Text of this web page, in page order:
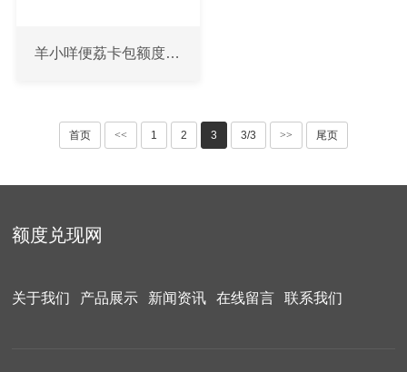
羊小咩便荔卡包额度提现消费攻略 额度怎么花 提现避坑指南
首页 << 1 2 3 3/3 >> 尾页
额度兑现网
关于我们 产品展示 新闻资讯 在线留言 联系我们